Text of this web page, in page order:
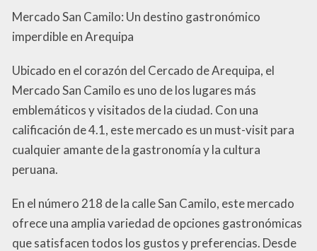
Mercado San Camilo: Un destino gastronómico
imperdible en Arequipa
Ubicado en el corazón del Cercado de Arequipa, el
Mercado San Camilo es uno de los lugares más
emblemáticos y visitados de la ciudad. Con una
calificación de 4.1, este mercado es un must-visit para
cualquier amante de la gastronomía y la cultura
peruana.
En el número 218 de la calle San Camilo, este mercado
ofrece una amplia variedad de opciones gastronómicas
que satisfacen todos los gustos y preferencias. Desde